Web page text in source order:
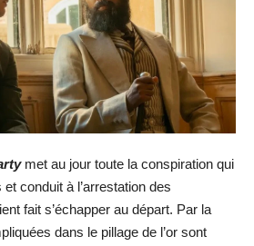
met au jour toute la conspiration qui
conduit à l’arrestation des
fait s’échapper au départ. Par la
dans le pillage de l’or sont